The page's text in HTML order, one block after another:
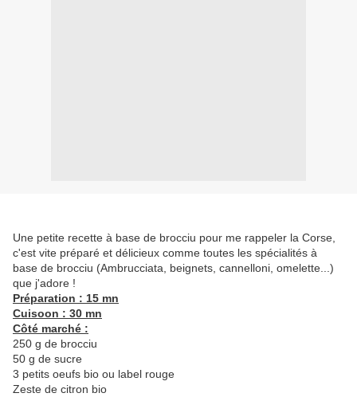
Une petite recette à base de brocciu pour me rappeler la Corse,
c'est vite préparé et délicieux comme toutes les spécialités à
base de brocciu (Ambrucciata, beignets, cannelloni, omelette...)
que j'adore !
Préparation : 15 mn
Cuisoon : 30 mn
Côté marché :
250 g de brocciu
50 g de sucre
3 petits oeufs bio ou label rouge
Zeste de citron bio